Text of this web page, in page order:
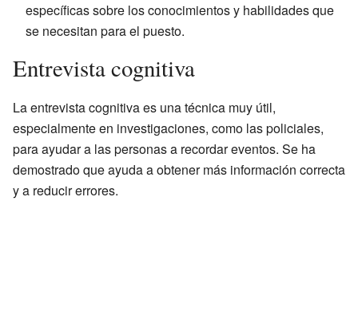
específicas sobre los conocimientos y habilidades que
se necesitan para el puesto.
Entrevista cognitiva
La entrevista cognitiva es una técnica muy útil,
especialmente en investigaciones, como las policiales,
para ayudar a las personas a recordar eventos. Se ha
demostrado que ayuda a obtener más información correcta
y a reducir errores.